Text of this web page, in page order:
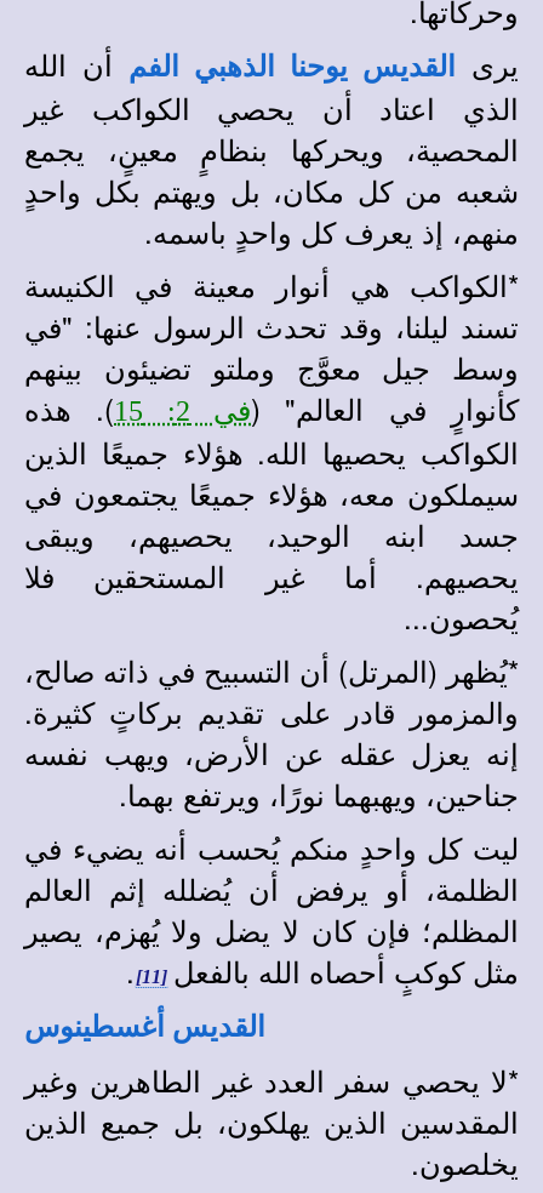
وحركاتها.
يرى
القديس يوحنا الذهبي الفم
أن الله
الذي اعتاد أن يحصي الكواكب غير
المحصية، ويحركها بنظامٍ معينٍ، يجمع
شعبه من كل مكان، بل ويهتم بكل واحدٍ
منهم، إذ يعرف كل واحدٍ باسمه.
*الكواكب هي أنوار معينة في الكنيسة
تسند ليلنا، وقد تحدث الرسول عنها: "في
وسط جيل معوَّج وملتو تضيئون بينهم
كأنوارٍ في العالم" (في 2: 15
). هذه
الكواكب يحصيها الله. هؤلاء جميعًا الذين
سيملكون معه، هؤلاء جميعًا يجتمعون في
جسد ابنه الوحيد، يحصيهم، ويبقى
يحصيهم. أما غير المستحقين فلا
يُحصون...
*يُظهر (المرتل) أن التسبيح في ذاته صالح،
والمزمور قادر على تقديم بركاتٍ كثيرة.
إنه يعزل عقله عن الأرض، ويهب نفسه
جناحين، ويهبهما نورًا، ويرتفع بهما.
ليت كل واحدٍ منكم يُحسب أنه يضيء في
الظلمة، أو يرفض أن يُضلله إثم العالم
المظلم؛ فإن كان لا يضل ولا يُهزم، يصير
مثل كوكبٍ أحصاه الله بالفعل [11]
.
القديس أغسطينوس
*لا يحصي سفر العدد غير الطاهرين وغير
المقدسين الذين يهلكون، بل جميع الذين
يخلصون.